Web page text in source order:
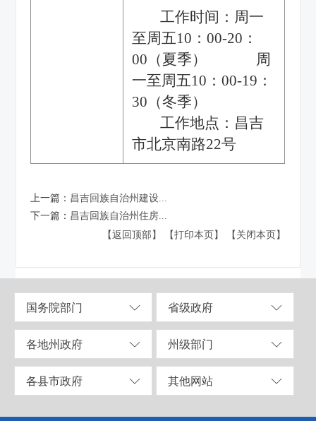
工作时间：周一
至周五10：00-20：
00（夏季） 周
一至周五10：00-19：
30（冬季）
工作地点：昌吉
市北京南路22号
上一篇： 昌吉回族自治州建设...
下一篇： 昌吉回族自治州住房...
【返回顶部】
【打印本页】 【关闭本页】
国务院部门 省级政府
各地州政府 州级部门
各县市政府 其他网站